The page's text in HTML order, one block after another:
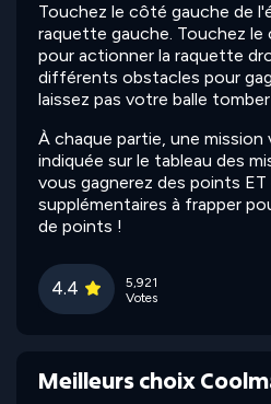
Touchez le côté gauche de
raquette gauche. Touchez
pour actionner la raquette
différents obstacles pour
laissez pas votre balle
À chaque partie, une
indiquée sur le tableau des
vous gagnerez des points ET
supplémentaires à frapper
de points !
4.4
5,921
Votes
Meilleurs choix